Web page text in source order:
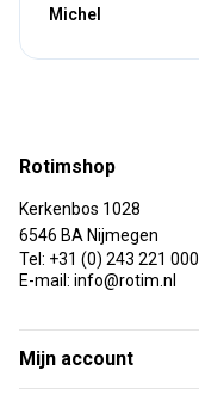
Michel
Rotimshop
Kerkenbos 1028
6546 BA Nijmegen
Tel: +31 (0) 243 221 000
E-mail: info@rotim.nl
Mijn account